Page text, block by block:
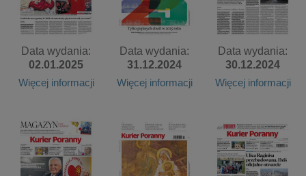
Data wydania:
02.01.2025
Więcej informacji
Data wydania:
31.12.2024
Więcej informacji
Data wydania:
30.12.2024
Więcej informacji